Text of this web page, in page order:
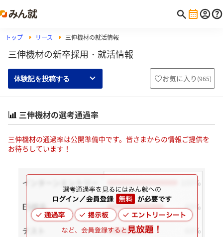
トップ リース 三伸機材の就活情報
三伸機材の新卒採用・就活情報
体験記を投稿する お気に入り (965)
三伸機材の選考通過率
三伸機材の通過率は公開準備中です。皆さまからの情報ご提供を
お待ちしています！